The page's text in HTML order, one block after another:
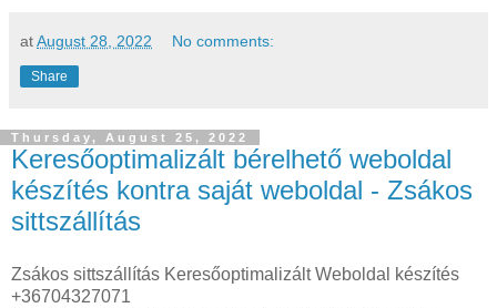
atAugust 28, 2022 No comments:
Share
Thursday, August 25, 2022
Keresőoptimalizált bérelhető weboldal
készítés kontra saját weboldal - Zsákos
sittszállítás
Zsákos sittszállítás Keresőoptimalizált Weboldal készítés
+36704327071